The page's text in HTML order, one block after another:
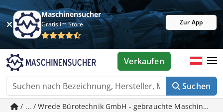
Maschinensucher
Gratis im Store Zur App
Suchen
Verkaufen
/ ... / Wrede Bürotechnik GmbH - gebrauchte Maschinen